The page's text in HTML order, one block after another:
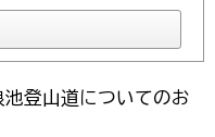
池登山道についてのお